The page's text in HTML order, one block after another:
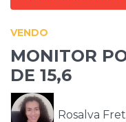
VENDO
MONITOR
DE 15,6
Rosalva